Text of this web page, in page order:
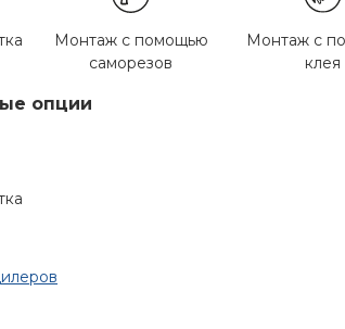
Монтаж с помощью
саморезов
Монтаж с
клея
опции